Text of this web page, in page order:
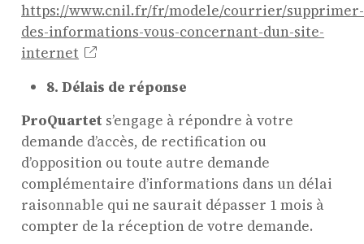
https://www.cnil.fr/fr/modele/courrier/supprimer-
des-informations-vous-concernant-dun-site-
internet
8. Délais de réponse
ProQuartet s’engage à répondre à votre
demande d’accès, de rectification ou
d’opposition ou toute autre demande
complémentaire d’informations dans un délai
raisonnable qui ne saurait dépasser 1 mois à
compter de la réception de votre demande.
ProQuartet - Centre
Européen de Musique de
Chambre
Résidence jeunes